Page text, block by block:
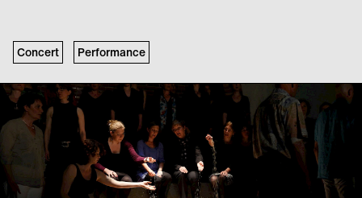
Concert Performance